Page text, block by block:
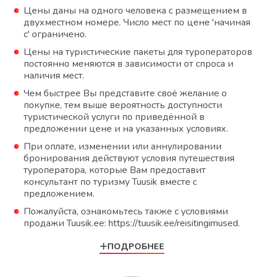
Цены даны на одного человека с размещением в
двухместном номере. Число мест по цене 'начиная
с' ограничено.
Цены на туристические пакеты для туроператоров
постоянно меняются в зависимости от спроса и
наличия мест.
Чем быстрее Вы представите своё желание о
покупке, тем выше вероятность доступности
туристической услуги по приведённой в
предложении цене и на указанных условиях.
При оплате, изменении или аннулировании
бронирования действуют условия путешествия
туроператора, которые Вам предоставит
консультант по туризму Tuusik вместе с
предложением.
Пожалуйста, ознакомьтесь также с условиями
продажи Tuusik.ee: https://tuusik.ee/reisitingimused.
ПОДРОБНЕЕ